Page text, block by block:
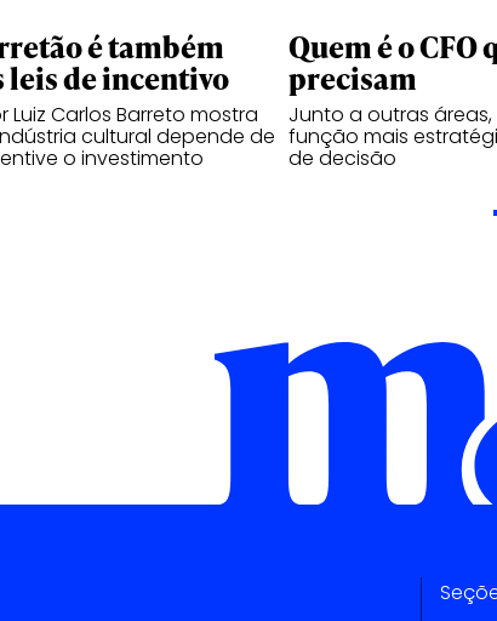
é também
leis de incentivo
Carlos Barreto mostra
cultural depende de
o investimento
Quem é o CFO
precisam
Junto a outras
função mais
de decisão